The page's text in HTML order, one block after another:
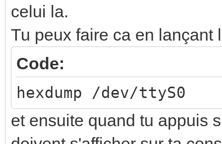
celui la.
Tu peux faire ca en lançant
Code:
hexdump /dev/ttyS0
et ensuite quand tu appuis